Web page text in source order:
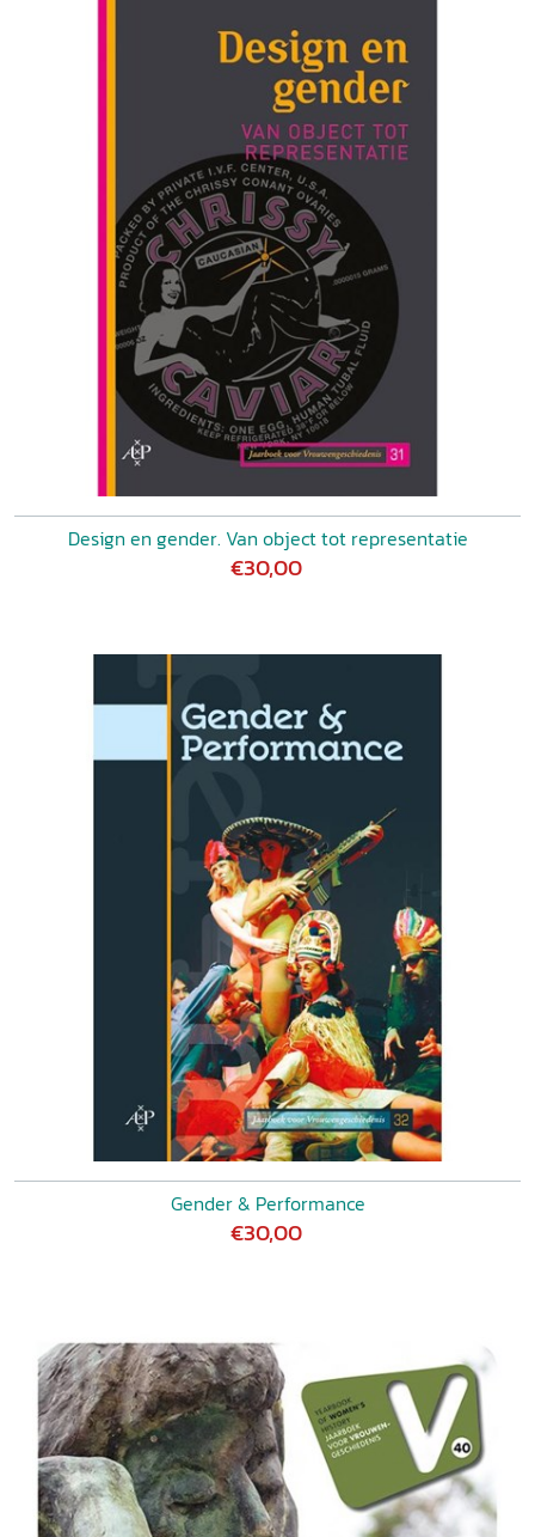
Design en gender. Van object tot representatie
€30,00
Gender & Performance
€30,00